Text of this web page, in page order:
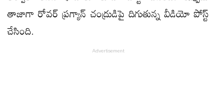
తాజాగా రోవర్ ప్రగ్యాన్ చంద్రుడిపై దిగుతున్న వీడియో పోస్ట్
చేసింది.